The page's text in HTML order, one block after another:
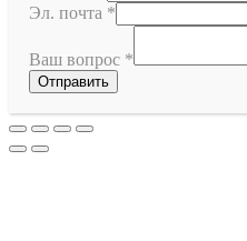
Эл. почта *
Ваш вопрос *
Отправить